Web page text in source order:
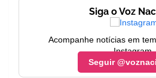
Siga o Voz
Acompanhe notícias em
Instagram.
Seguir